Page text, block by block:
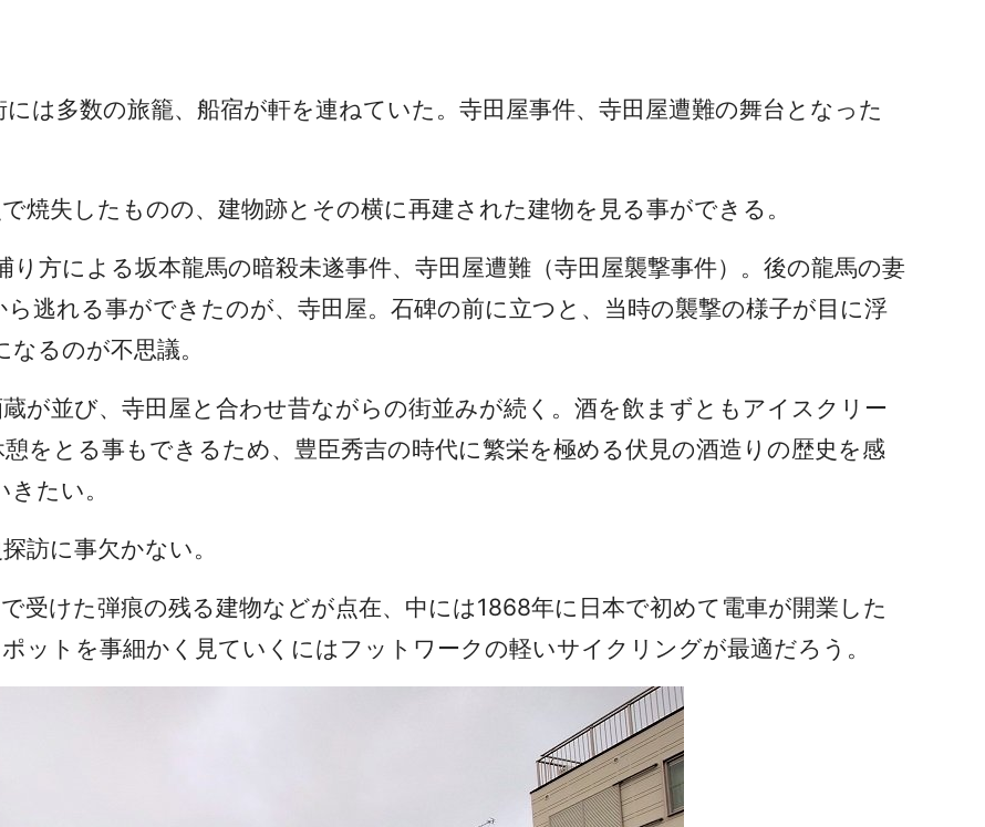
は多数の旅籠、船宿が軒を連ねていた。寺田屋事件、寺田屋遭難の舞台となった
焼失したものの、建物跡とその横に再建された建物を見る事ができる。
方による坂本龍馬の暗殺未遂事件、寺田屋遭難 （寺田屋襲撃事件）。後の龍馬の妻
逃れる事ができたのが、寺田屋。石碑の前に立つと、当時の襲撃の様子が目に浮
るのが不思議。
が並び、寺田屋と合わせ昔ながらの街並みが続く。酒を飲まずともアイスクリー
をとる事もできるため、豊臣秀吉の時代に繁栄を極める伏見の酒造りの歴史を感
たい。
訪に事欠かない。
受けた弾痕の残る建物などが点在、中には1868年に日本で初めて電車が開業した
ットを事細かく見ていくにはフットワークの軽いサイクリングが最適だろう。